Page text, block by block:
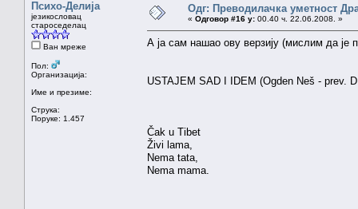
Психо-Делија
језикословац
староседелац
Ван мреже
Пол:
Организација:
Име и презиме:
Струка:
Поруке: 1.457
Одг: Преводилачка уметност
« Одговор #16 у: 00.40 ч. 22.06.2008. »
А ја сам нашао ову верзију (мислим да је
USTAJEM SAD I IDEM (Ogden Neš - prev.
Čak u Tibet
Živi lama,
Nema tata,
Nema mama.